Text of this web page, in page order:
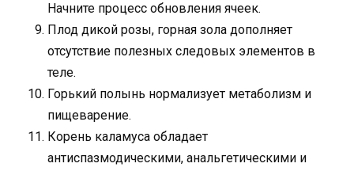
Начните процесс обновления ячеек.
Плод дикой розы, горная зола дополняет
отсутствие полезных следовых элементов в
теле.
Горький полынь нормализует метаболизм и
пищеварение.
Корень каламуса обладает
антиспазмодическими, анальгетическими и